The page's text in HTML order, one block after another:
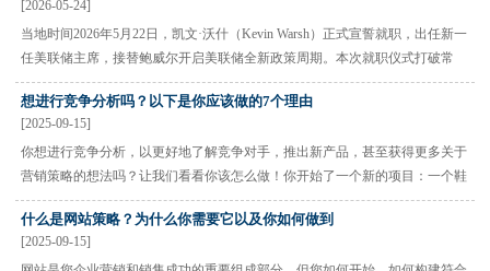
[2026-05-24]
当地时间2026年5月22日，凯文·沃什（Kevin Warsh）正式宣誓就职，出任新一
任美联储主席，接替鲍威尔开启美联储全新政策周期。本次就职仪式打破常
规，并未在美联储总部举办，而是落地白宫，由美国总统特朗普亲自主持，凸
显出此次美联储“换帅”的特殊意义，也让全球市场对后续美国···
想进行竞争分析吗？以下是你应该做的7个理由
[2025-09-15]
你想进行竞争分析，以更好地了解竞争对手，推出新产品，甚至获得更多关于
营销策略的想法吗？让我们看看你该怎么做！你开始了一个新的项目：一个鞋
品牌（不太像爱德华·格林，但正在崛起）。你认为他们很有可能扰乱这个行
业。但你知道，在你开始思考大问题之前，你必须更好地了解你···
什么是网站策略？为什么你需要它以及你如何做到
[2025-09-15]